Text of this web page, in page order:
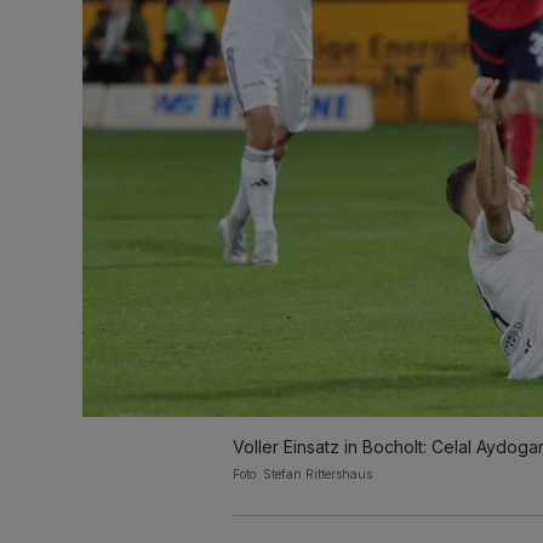
Voller Einsatz in Bocholt: Celal
Foto: Stefan Rittershaus